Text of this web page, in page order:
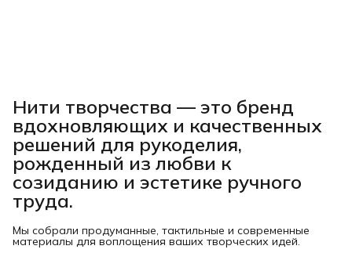
Нити творчества — это бренд
вдохновляющих и качественных
решений для рукоделия,
рожденный из любви к
созиданию и эстетике ручного
труда.
Мы собрали продуманные, тактильные и современные
материалы для воплощения ваших творческих идей.